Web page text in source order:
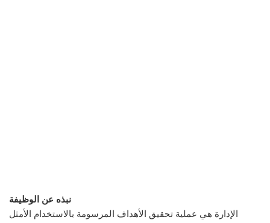
نبذه عن الوظيفة
الإدارة هي عملية تحقيق الأهداف المرسومة بالاستخدام الأمثل